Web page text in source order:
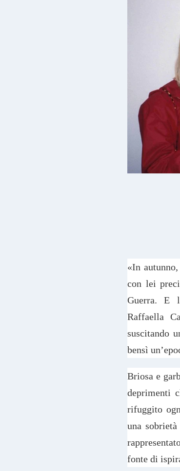
«In
con lei
Guerra. E
Raffaella
suscitando
bensì
Briosa e
deprimenti
rifuggito
una
fonte di